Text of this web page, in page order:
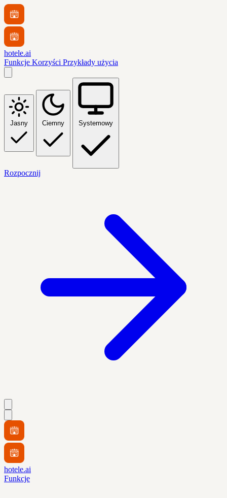
hotele.ai
Funkcje Korzyści Przykłady użycia
Jasny Ciemny Systemowy
Rozpocznij
hotele.ai
Funkcje